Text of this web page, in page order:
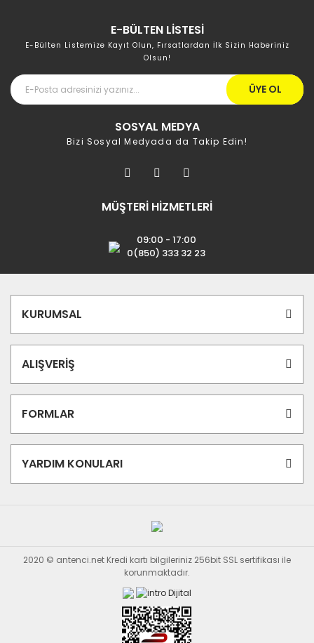
E-BÜLTEN LİSTESİ
E-Bülten Listemize Kayıt Olun, Fırsatlardan İlk Sizin Haberiniz
Olsun!
ÜYE OL
SOSYAL MEDYA
Bizi Sosyal Medyada da Takip Edin!
MÜŞTERİ HİZMETLERİ
09:00 - 17:00
0(850) 333 32 23
KURUMSAL
ALIŞVERİŞ
FORMLAR
YARDIM KONULARI
2020 © antenci.net Kredi kartı bilgileriniz 256bit SSL sertifikası ile
korunmaktadır.